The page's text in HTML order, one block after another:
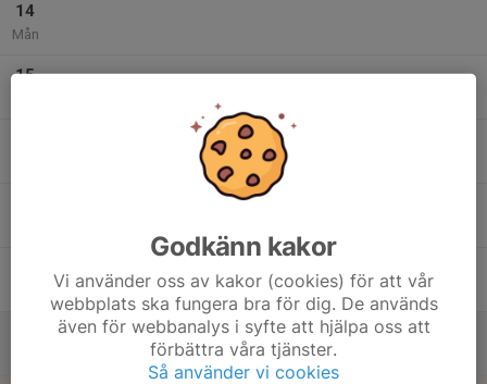
14
Mån
15
Godkänn kakor
Vi använder oss av kakor (cookies) för att vår
webbplats ska fungera bra för dig. De används
även för webbanalys i syfte att hjälpa oss att
förbättra våra tjänster.
Så använder vi cookies